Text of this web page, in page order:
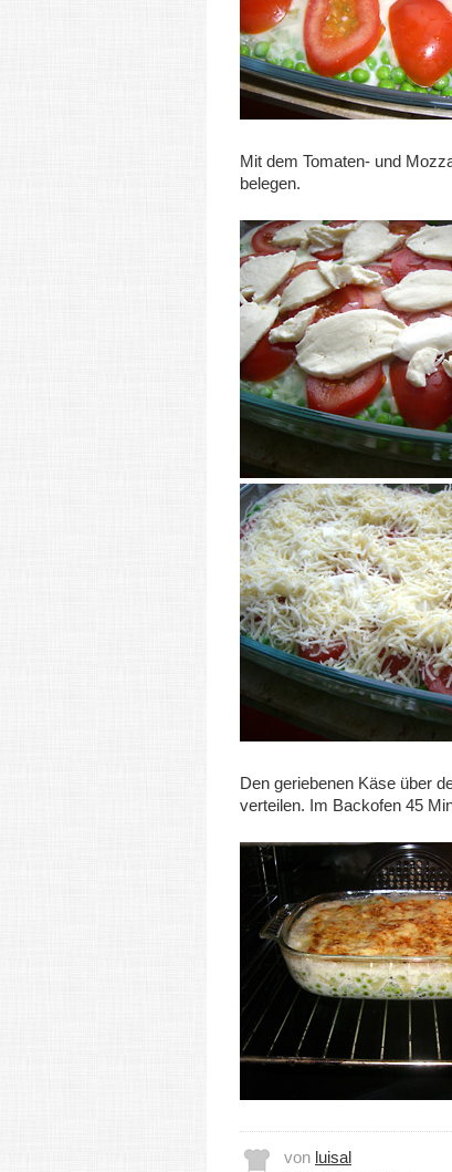
Mit dem Tomaten- und
belegen.
Den geriebenen Käse über
verteilen. Im Backofen 45
von luisal